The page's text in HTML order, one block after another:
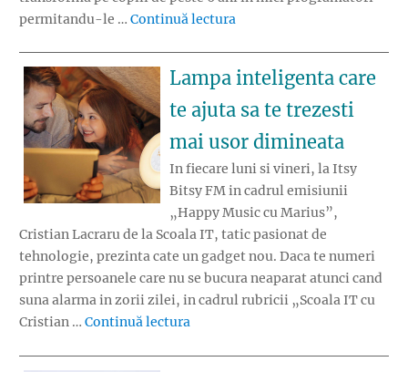
permitandu-le … Continuă lectura
Lampa inteligenta care
te ajuta sa te trezesti
mai usor dimineata
In fiecare luni si vineri, la Itsy
Bitsy FM in cadrul emisiunii
„Happy Music cu Marius”,
Cristian Lacraru de la Scoala IT, tatic pasionat de
tehnologie, prezinta cate un gadget nou. Daca te numeri
printre persoanele care nu se bucura neaparat atunci cand
suna alarma in zorii zilei, in cadrul rubricii „Scoala IT cu
Cristian … Continuă lectura